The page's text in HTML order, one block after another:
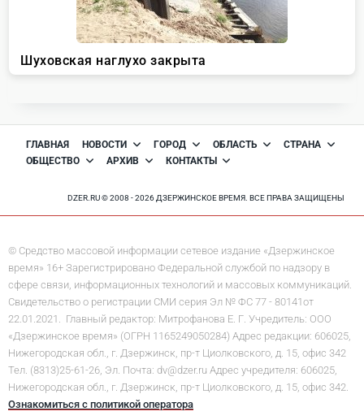
ГЛАВНАЯ НОВОСТИ ГОРОД ОБЛАСТЬ
СТРАНА
ОБЩЕСТВО
АРХИВ КОНТАКТЫ
DZER.RU © 2008 - 2026 ДЗЕРЖИНСКОЕ ВРЕМЯ. ВСЕ ПРАВА ЗАЩИЩЕНЫ
© Средство массовой информации сетевое издание «Дзержинское
время» 16+ Зарегистрировано Федеральной службой по надзору в
сфере связи, информационных технологий и массовых коммуникаций.
Свидетельство о регистрации СМИ серия Эл № ФС 77 - 80141от
22.01.2021. Главный редактор: Митрофанова Е. Г. Учредитель: ООО
«Дзержинское время» (ОГРН 1165249050284) Адрес редакции: 606025,
Нижегородская обл., г. Дзержинск, пр-т Циолковского, д. 15, офис 342
Тел. (8313)25-61-26, Эл. Почта: dv@dzer.ru Адрес учредителя: 606025,
Нижегородская обл., г. Дзержинск, пр-т Циолковского, д. 15, офис 342.
Ознакомиться с политикой оператора